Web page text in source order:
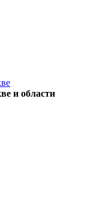
и области